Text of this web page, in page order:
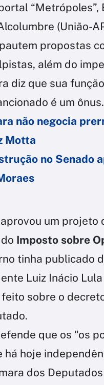
(União-
propostas
além do
diz que sua
é um ônus.
não negocia
Motta
no Senado
um
Imposto sobre
tinha publicado
Luiz Inácio
sobre o
que os "os
há hoje
dos